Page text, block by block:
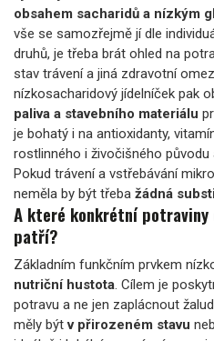
obsahem sacharidů a nízkým
vše se samozřejmě jí dle
druhů, je třeba brát ohled na
stav trávení a jiná zdravotní
nízkosacharidový jídelníček pak
paliva a stavebního materiálu
je bohatý i na antioxidanty,
rostlinného i živočišného
Pokud trávení a vstřebávání
neměla by být třeba žádná
A které konkrétní
patří?
Základním funkčním prvkem
nutriční hustota. Cílem je
potravu a ne jen zaplácnout
měly býtv přirozeném stavu